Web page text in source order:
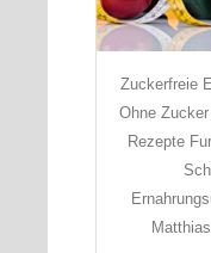
Zuckerfreie
Ohne
Rezepte